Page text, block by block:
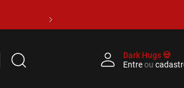
Dark Hugs 💀
Entreou